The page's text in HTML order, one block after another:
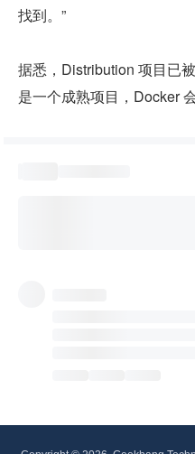
找到。”
据悉，Distribution 项目已
是一个成熟项目，Docker